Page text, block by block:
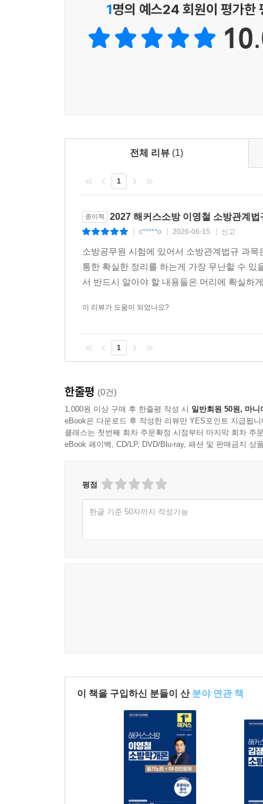
각 CHAPTER 말미의 ‘문제로 완성하기’에 해
어떻게 문제로 출제되는지 확인하고, 문제풀이를
[소방공무원 1위] 한경비즈니스 선정 2024 한국품
1명의 예스24 회원이 평가한
전체 리뷰 (1)
1
종이책 2027 해커스소방 이영철 소방관계법
c*****o 2026-06-15 신고
소방공무원 시험에 있어서 소방관계법규 과
통한 확실한 정리를 하는게 가장 무난할 수
서 반드시 알아야 할 내용들은 머리에 확실하
이 리뷰가 도움이 되었나요?
1
한줄평 (0건)
1,000원 이상 구매 후 한줄평 작성 시 일반회원 50원, 마니
eBook은 다운로드 후 작성한 리뷰만 YES포인트 지급됩니
클래스는 첫번째 회차 주문확정 시점부터 마지막 회차 주
eBook 페이백, CD/LP, DVD/Blu-ray, 패션 및 판매금지 상
평점
한글 기준 50자까지 작성가능
이 책을 구입하신 분들이 산 분야 연관 책